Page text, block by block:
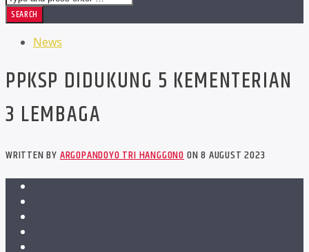
News
PPKSP DIDUKUNG 5 KEMENTERIAN
3 LEMBAGA
WRITTEN BYARGOPANDOYO TRI HANGGONOON 8 AUGUST 2023